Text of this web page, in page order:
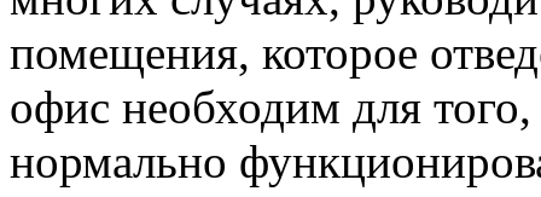
помещения, которое
офис необходим для
нормально